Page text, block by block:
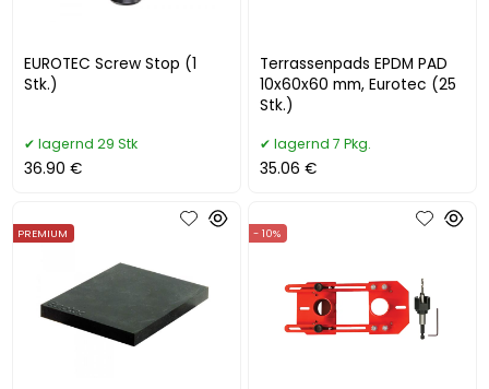
EUROTEC Screw Stop (1
Stk.)
lagernd 29 Stk
36.90 €
Terrassenpads EPDM PAD
10x60x60 mm, Eurotec (25
Stk.)
lagernd 7 Pkg.
35.06 €
PREMIUM - 10%